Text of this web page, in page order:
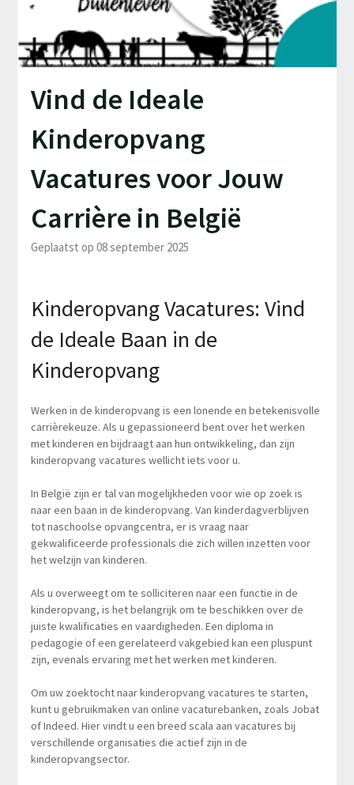
Vind de Ideale
Kinderopvang
Vacatures voor Jouw
Carrière in België
Geplaatst op 08 september 2025
Kinderopvang Vacatures: Vind
de Ideale Baan in de
Kinderopvang
Werken in de kinderopvang is een lonende en betekenisvolle
carrièrekeuze. Als u gepassioneerd bent over het werken
met kinderen en bijdraagt aan hun ontwikkeling, dan zijn
kinderopvang vacatures wellicht iets voor u.
In België zijn er tal van mogelijkheden voor wie op zoek is
naar een baan in de kinderopvang. Van kinderdagverblijven
tot naschoolse opvangcentra, er is vraag naar
gekwalificeerde professionals die zich willen inzetten voor
het welzijn van kinderen.
Als u overweegt om te solliciteren naar een functie in de
kinderopvang, is het belangrijk om te beschikken over de
juiste kwalificaties en vaardigheden. Een diploma in
pedagogie of een gerelateerd vakgebied kan een pluspunt
zijn, evenals ervaring met het werken met kinderen.
Om uw zoektocht naar kinderopvang vacatures te starten,
kunt u gebruikmaken van online vacaturebanken, zoals Jobat
of Indeed. Hier vindt u een breed scala aan vacatures bij
verschillende organisaties die actief zijn in de
kinderopvangsector.